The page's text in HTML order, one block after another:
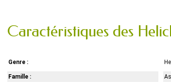
Caractéristiques des
Genre :
Famille :